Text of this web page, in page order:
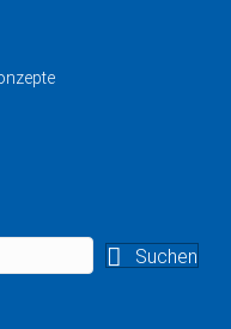
Suchen